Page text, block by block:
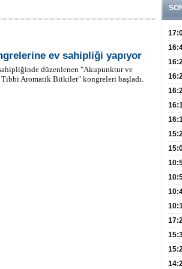
ev sahipliği yapıyor
düzenlenen "Akupunktur ve
Tıbbi Aromatik Bitkiler" kongreleri başladı.
300